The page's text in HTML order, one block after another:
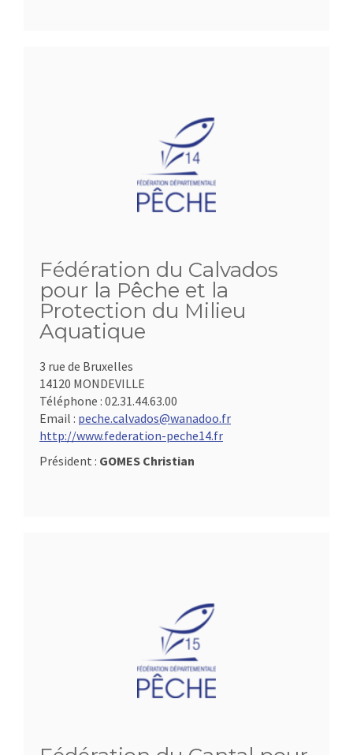
Fédération du Calvados
pour la Pêche et la
Protection du Milieu
Aquatique
3 rue de Bruxelles
14120 MONDEVILLE
Téléphone : 02.31.44.63.00
Email : peche.calvados@wanadoo.fr
http://www.federation-peche14.fr
Président : GOMES Christian